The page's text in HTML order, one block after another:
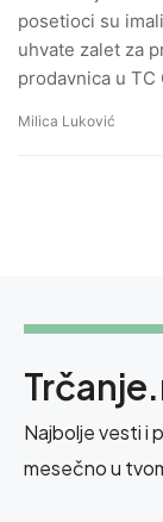
posetioci su
uhvate zalet za
prodavnica u TC
Milica Luković
Najbolje vesti i
mesečno u